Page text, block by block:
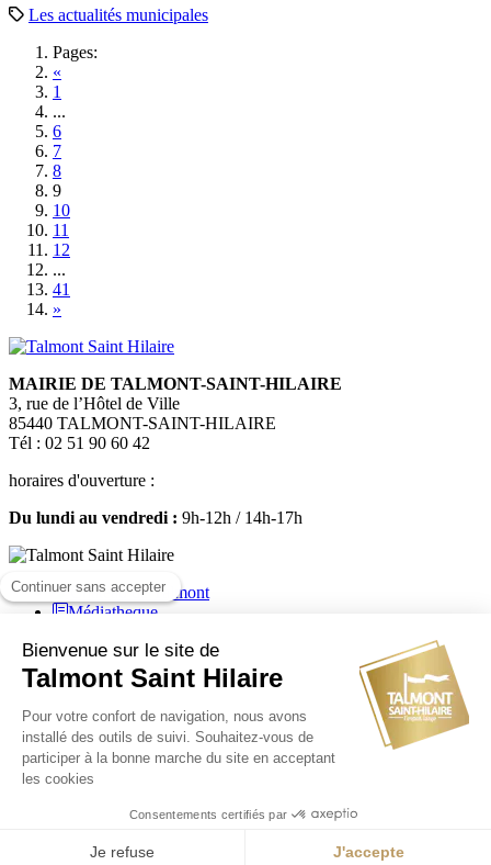
Les actualités municipales
Pages:
«
1
...
6
7
8
9
10
11
12
...
41
»
MAIRIE DE TALMONT-SAINT-HILAIRE
3, rue de l’Hôtel de Ville
85440 TALMONT-SAINT-HILAIRE
Tél : 02 51 90 60 42
horaires d'ouverture :
Du lundi au vendredi : 9h-12h / 14h-17h
Médiatheque
Mairie de Talmont Saint Hilaire - Tous droits réservés - 2024
Plan de site-Mentions légales